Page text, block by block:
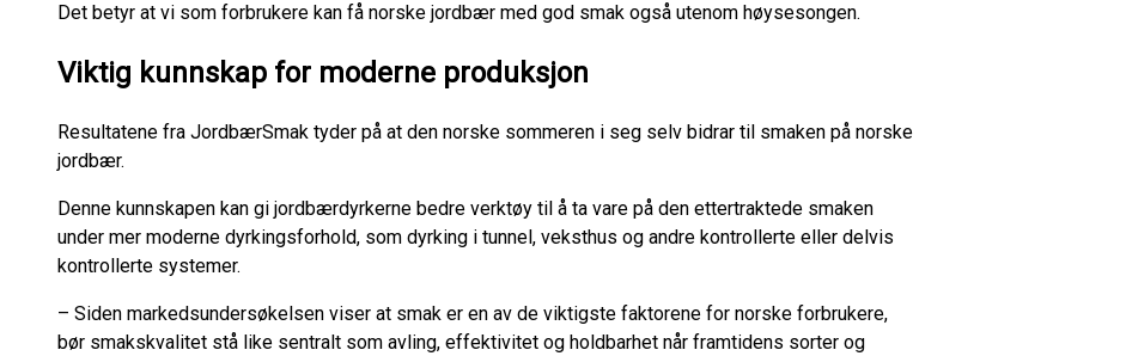
Det betyr at vi som forbrukere kan få norske jordbær med god smak også utenom høysesongen.
Viktig kunnskap for moderne produksjon
Resultatene fra JordbærSmak tyder på at den norske sommeren i seg selv bidrar til smaken på norske
jordbær.
Denne kunnskapen kan gi jordbærdyrkerne bedre verktøy til å ta vare på den ettertraktede smaken
under mer moderne dyrkingsforhold, som dyrking i tunnel, veksthus og andre kontrollerte eller delvis
kontrollerte systemer.
– Siden markedsundersøkelsen viser at smak er en av de viktigste faktorene for norske forbrukere,
bør smakskvalitet stå like sentralt som avling, effektivitet og holdbarhet når framtidens sorter og